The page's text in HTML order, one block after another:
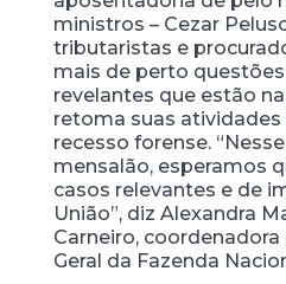
ministros – Cezar
tributaristas e
mais de perto
revelantes que estão
retoma suas atividades
recesso forense.
mensalão, esperamos
casos relevantes e de
União”, diz Alexandra
Carneiro,
Geral da Fazenda